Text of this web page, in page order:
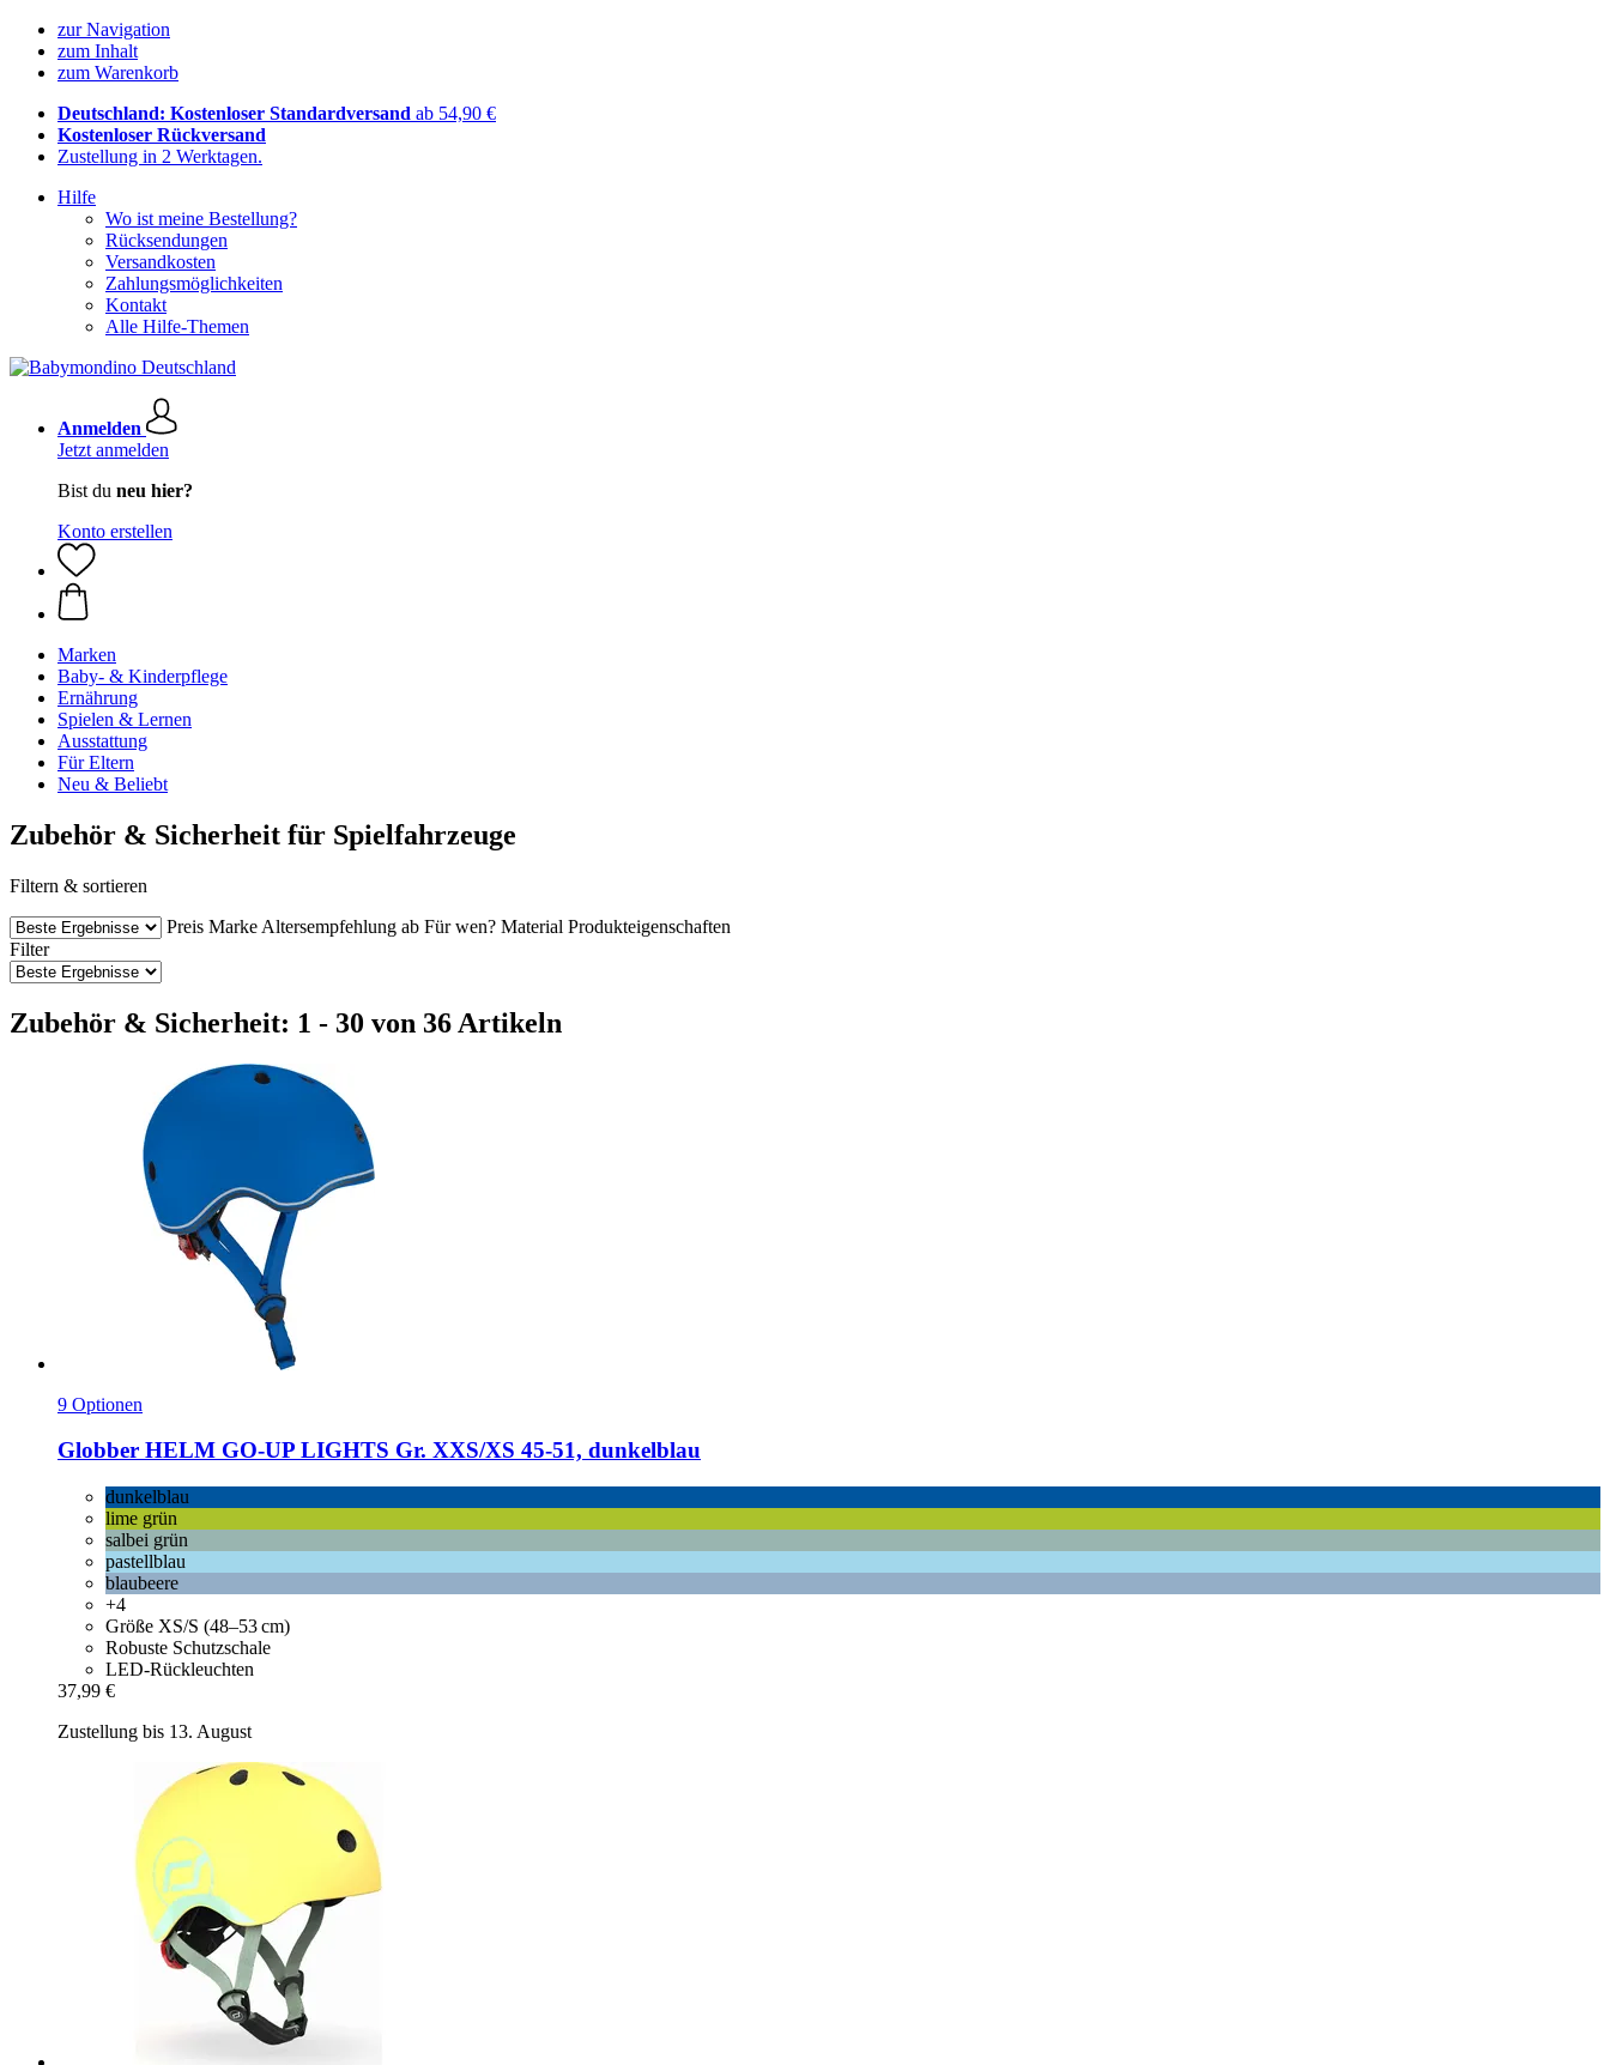
zur Navigation
zum Inhalt
zum Warenkorb
Deutschland: Kostenloser Standardversand ab 54,90 €
Kostenloser Rückversand
Zustellung in 2 Werktagen.
Hilfe
Wo ist meine Bestellung?
Rücksendungen
Versandkosten
Zahlungsmöglichkeiten
Kontakt
Alle Hilfe-Themen
Anmelden
Jetzt anmelden
Bist du neu hier?
Konto erstellen
Marken
Baby- & Kinderpflege
Ernährung
Spielen & Lernen
Ausstattung
Für Eltern
Neu & Beliebt
Zubehör & Sicherheit für Spielfahrzeuge
Filtern & sortieren
Preis Marke Altersempfehlung ab Für wen? Material Produkteigenschaften
Filter
Zubehör & Sicherheit: 1 - 30 von 36 Artikeln
9 Optionen
Globber HELM GO-​UP LIGHTS Gr. XXS/XS 45-​51, dunkelblau
dunkelblau
lime grün
salbei grün
pastellblau
blaubeere
+4
Größe XS/S (48–53 cm)
Robuste Schutzschale
LED-Rückleuchten
37,99 €
Zustellung bis 13. August